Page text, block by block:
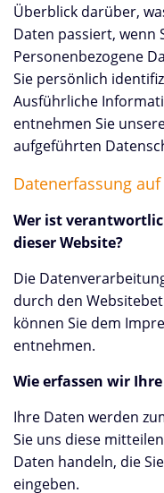
Überblick darüber,
Daten passiert, wenn
Personenbezogene
Sie persönlich
Ausführliche
entnehmen Sie
aufgeführten
Datenerfassung
Wer ist
dieser Website?
Die
durch den
können Sie dem
entnehmen.
Wie erfassen wir
Ihre Daten werden
Sie uns diese
Daten handeln, die
eingeben.